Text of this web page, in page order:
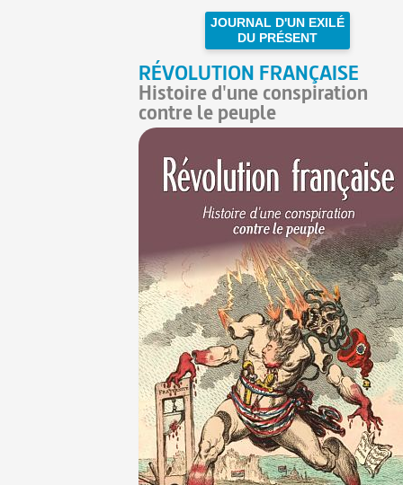
JOURNAL D'UN EXILÉ
DU PRÉSENT
RÉVOLUTION FRANÇAISE
Histoire d'une conspiration
contre le peuple